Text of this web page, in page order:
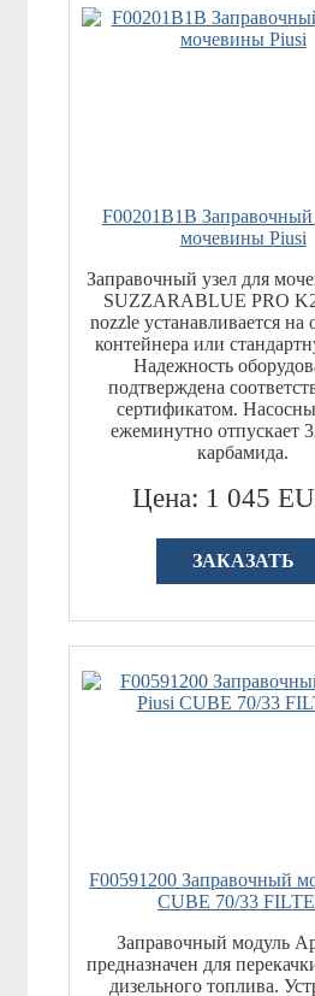
F00201B1B Заправочный
мочевины Piusi
Заправочный узел для
SUZZARABLUE PRO
nozzle устанавливается на
контейнера или
Надежность
подтверждена
сертификатом.
ежеминутно отпускает
карбамида.
Цена: 1 045
ЗАКАЗАТЬ
F00591200 Заправочный
CUBE 70/33
Заправочный модуль
предназначен для
дизельного топлива.